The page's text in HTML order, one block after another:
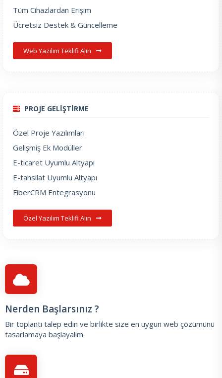
Tüm Cihazlardan Erişim
Ücretsiz Destek & Güncelleme
Web Yazılım Teklifi Alın
PROJE GELİŞTİRME
Özel Proje Yazılımları
Gelişmiş Ek Modüller
E-ticaret Uyumlu Altyapı
E-tahsilat Uyumlu Altyapı
FiberCRM Entegrasyonu
Özel Yazılım Teklifi Alın
Nerden Başlarsınız ?
Bir toplantı talep edin ve birlikte size en uygun web çözümünü
tasarlamaya başlayalım.